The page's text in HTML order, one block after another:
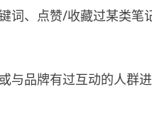
词、点赞/收藏过某类笔
与品牌有过互动的人群